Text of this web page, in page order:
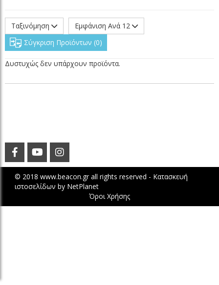
Ταξινόμηση
Εμφάνιση Ανά 12
Σύγκριση Προϊόντων 0
Δυστυχώς δεν υπάρχουν προϊόντα.
© 2018 www.beacon.gr all rights reserved - Κατασκευή
ιστοσελίδων by NetPlanet
Όροι Χρήσης